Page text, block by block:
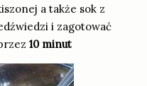
a także sok z
i zagotować
10 minut